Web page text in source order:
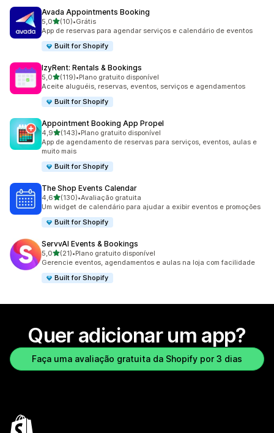
Avada Appointments Booking
5,0de 5 estrelas
(10)
10 avaliações ao todo
•Grátis
App de reservas para agendar serviços e calendário de eventos
Built for Shopify
IzyRent: Rentals & Bookings
5,0de 5 estrelas
(119)
119 avaliações ao todo
•Plano gratuito disponível
Aceite aluguéis, reservas, eventos, serviços e agendamentos
Built for Shopify
Appointment Booking App Propel
4,9de 5 estrelas
(143)
143 avaliações ao todo
•Plano gratuito disponível
App de agendamento de reservas para serviços, eventos, aulas e
muito mais
Built for Shopify
The Shop Events Calendar
4,6de 5 estrelas
(130)
130 avaliações ao todo
•Avaliação gratuita
Um widget de calendário para ajudar a exibir eventos e promoções
Built for Shopify
ServvAI Events & Bookings
5,0de 5 estrelas
(21)
21 avaliações ao todo
•Plano gratuito disponível
Gerencie eventos, agendamentos e aulas na loja com facilidade
Built for Shopify
Quer adicionar um app?
Faça uma avaliação gratuita da Shopify por 3 dias